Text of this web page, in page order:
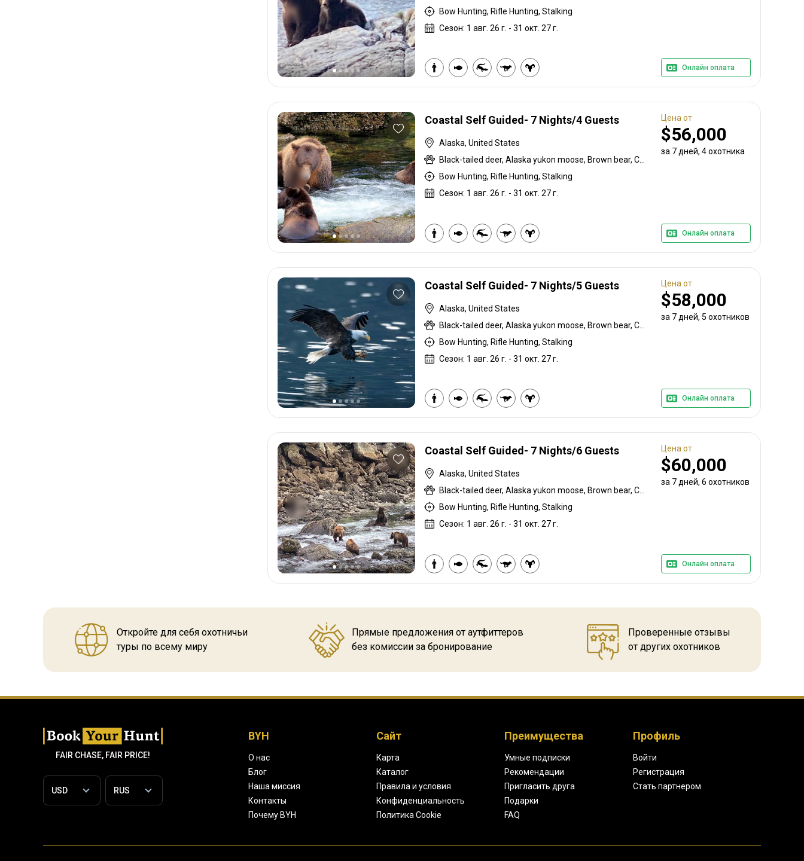
Bow Hunting, Rifle Hunting, Stalking
Сезон: 1 авг. 26 г. - 31 окт. 27 г.
Онлайн оплата
Coastal Self Guided- 7 Nights/4 Guests
Alaska, United States
Black-tailed deer, Alaska yukon moose, Brown bear, Caribou, Coastal black bear, Mountain goat
Bow Hunting, Rifle Hunting, Stalking
Сезон: 1 авг. 26 г. - 31 окт. 27 г.
Цена от
$56,000
за 7 дней, 4 охотника
Онлайн оплата
Coastal Self Guided- 7 Nights/5 Guests
Alaska, United States
Black-tailed deer, Alaska yukon moose, Brown bear, Caribou, Coastal black bear, Mountain goat
Bow Hunting, Rifle Hunting, Stalking
Сезон: 1 авг. 26 г. - 31 окт. 27 г.
Цена от
$58,000
за 7 дней, 5 охотников
Онлайн оплата
Coastal Self Guided- 7 Nights/6 Guests
Alaska, United States
Black-tailed deer, Alaska yukon moose, Brown bear, Caribou, Coastal black bear, Mountain goat
Bow Hunting, Rifle Hunting, Stalking
Сезон: 1 авг. 26 г. - 31 окт. 27 г.
Цена от
$60,000
за 7 дней, 6 охотников
Онлайн оплата
Откройте для себя охотничьи
туры по всему миру
Прямые предложения от аутфиттеров
без комиссии за бронирование
Проверенные отзывы
от других охотников
FAIR CHASE, FAIR PRICE!
BYH
О нас
Блог
Наша миссия
Контакты
Почему BYH
Сайт
Карта
Каталог
Правила и условия
Конфиденциальность
Политика Cookie
Преимущества
Умные подписки
Рекомендации
Пригласить друга
Подарки
FAQ
Профиль
Войти
Регистрация
Стать партнером